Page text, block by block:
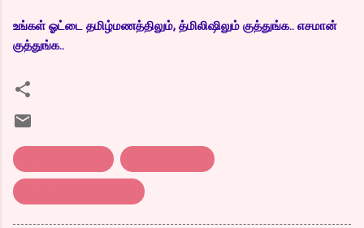
உங்கள் ஓட்டை தமிழ்மணத்திலும், த்மிலிஷிலும் குத்துங்க.. எசமான்
குத்துங்க..